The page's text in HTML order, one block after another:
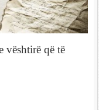
vështirë që të